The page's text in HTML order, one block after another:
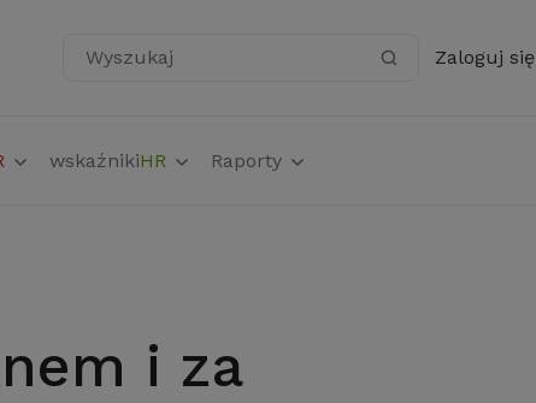
Wyszukaj Zaloguj się
wskaźnikiHR Raporty